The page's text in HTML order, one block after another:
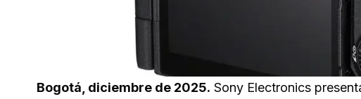
Bogotá, diciembre de 2025. Sony Electronics